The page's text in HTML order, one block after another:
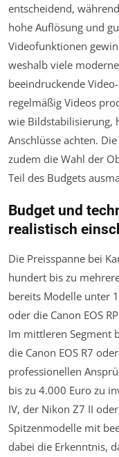
entscheidend,
hohe Auflösung und
Videofunktionen
weshalb viele
beeindruckende
regelmäßig Videos
wie Bildstabilisierung,
Anschlüsse achten.
zudem die Wahl der
Teil des Budgets
Budget und
realistisch
Die Preisspanne bei
hundert bis zu
bereits Modelle unter
oder die Canon EOS
Im mittleren Segment
die Canon EOS R7
professionellen
bis zu 4.000 Euro zu
IV, der Nikon Z7 II
Spitzenmodelle mit
dabei die Erkenntnis,